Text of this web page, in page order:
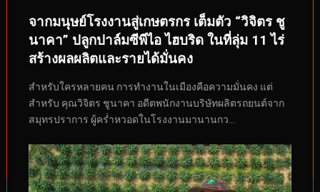
จากมนุษย์โรงงานสู่เกษตรกร เต็มตัว “วิจิตร ชู
นาคา” ปลูกปาล์มซีพีไอ ไฮบริด ในที่ลุ่ม 11 ไร่
สร้างผลผลิตและรายได้มั่นคง
สำหรับใครหลายคน การทำงานในเมืองคือความมั่นคง แต่
สำหรับ คุณวิจิตร ชูนาคา อดีตพนักงานบริษัทผลิตรถยนต์จาก
สมุทรปราการ ผู้คร่ำหวอดในโรงงานมานานกว...